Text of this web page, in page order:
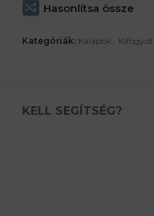
Hasonlítsa össze
Kategóriák: Kalapok ,
KELL SEGÍTSÉG?